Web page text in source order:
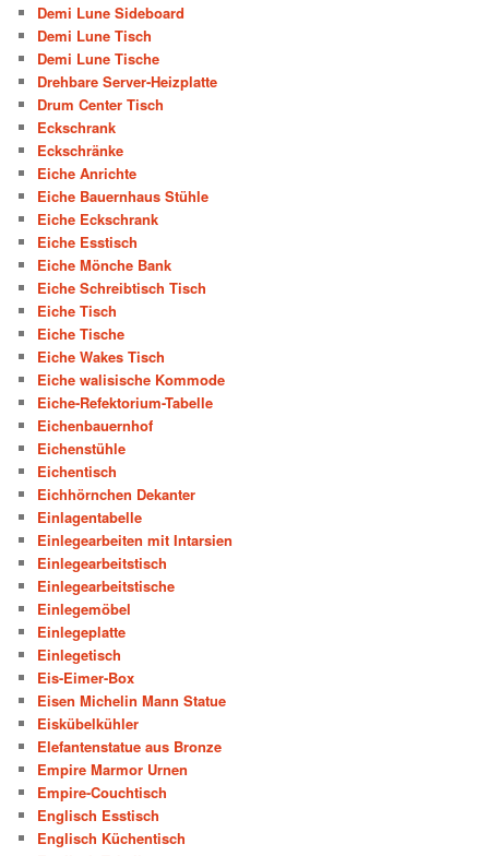
Demi Lune Sideboard
Demi Lune Tisch
Demi Lune Tische
Drehbare Server-Heizplatte
Drum Center Tisch
Eckschrank
Eckschränke
Eiche Anrichte
Eiche Bauernhaus Stühle
Eiche Eckschrank
Eiche Esstisch
Eiche Mönche Bank
Eiche Schreibtisch Tisch
Eiche Tisch
Eiche Tische
Eiche Wakes Tisch
Eiche walisische Kommode
Eiche-Refektorium-Tabelle
Eichenbauernhof
Eichenstühle
Eichentisch
Eichhörnchen Dekanter
Einlagentabelle
Einlegearbeiten mit Intarsien
Einlegearbeitstisch
Einlegearbeitstische
Einlegemöbel
Einlegeplatte
Einlegetisch
Eis-Eimer-Box
Eisen Michelin Mann Statue
Eiskübelkühler
Elefantenstatue aus Bronze
Empire Marmor Urnen
Empire-Couchtisch
Englisch Esstisch
Englisch Küchentisch